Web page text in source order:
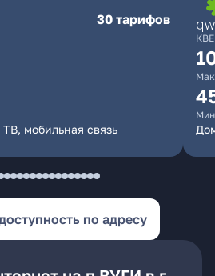
30 тарифов
мобильная связь
по адресу